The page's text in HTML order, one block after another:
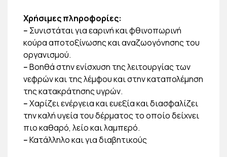
Χρήσιμες πληροφορίες:
-- Συνιστάται για εαρινή και φθινοπωρινή
κούρα αποτοξίνωσης και αναζωογόνησης του
οργανισμού.
--Βοηθά στην ενίσχυση της λειτουργίας των
νεφρών και της λέμφου και στην καταπολέμηση
της κατακράτησης υγρών.
--Χαρίζει ενέργεια και ευεξία και διασφαλίζει
την καλή υγεία του δέρματος το οποίο δείχνει
πιο καθαρό, λείο και λαμπερό.
--Κατάλληλο και για διαβητικούς